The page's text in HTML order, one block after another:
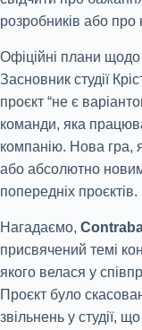
розробників або про
Офіційні плани щодо
Засновник студії
проєкт “не є
команди, яка
компанію. Нова гра,
або абсолютно новим
попередніх проєктів.
Нагадаємо,
присвячений темі
якого велася у
Проєкт було
звільнень у студії,